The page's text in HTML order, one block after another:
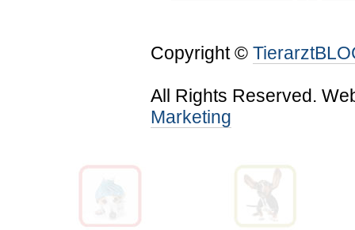
Copyright ©
All Rights Reserved.
Marketing